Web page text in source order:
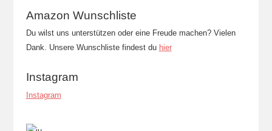
Amazon Wunschliste
Du wilst uns unterstützen oder eine Freude machen? Vielen
Dank. Unsere Wunschliste findest du hier
Instagram
Instagram